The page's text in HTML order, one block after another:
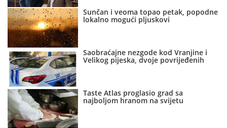
Sunčan i veoma topao petak, popodne
lokalno mogući pljuskovi
Saobraćajne nezgode kod Vranjine i
Velikog pijeska, dvoje povrijeđenih
Taste Atlas proglasio grad sa
najboljom hranom na svijetu